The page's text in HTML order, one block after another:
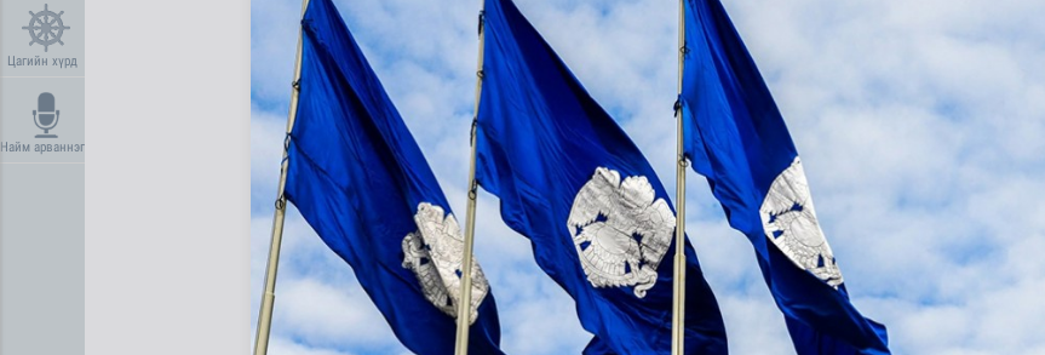
Цагийн хүрд
Найм арваннэг
Сүхбаатар суманд баригдаж буй 70 МВт-ын хүчин чадалтай ДЦС-ын технологийн анхн..